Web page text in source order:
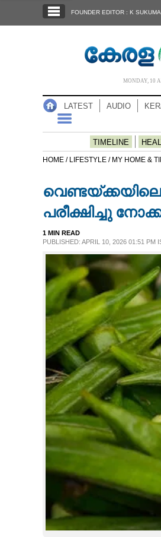
NOTIFIED NEWS
CASE DIARY
LIFESTYLE
SPIRITUAL
FOUNDER EDITOR : K
MONDAY, 10
LATEST AUDIO
TIMELINE
HOME / LIFESTYLE / MY HOME &
പരീക്ഷിച്ചു
1 MIN READ
PUBLISHED: APRIL 10, 2026 01:51 PM